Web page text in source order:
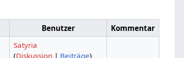
Benutzer
Kommentar
Satyria
(Diskussion| Beiträge)